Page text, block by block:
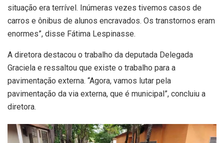
situação era terrível. Inúmeras vezes tivemos casos de
carros e ônibus de alunos encravados. Os transtornos eram
enormes”, disse Fátima Lespinasse.
A diretora destacou o trabalho da deputada Delegada
Graciela e ressaltou que existe o trabalho para a
pavimentação externa. “Agora, vamos lutar pela
pavimentação da via externa, que é municipal”, concluiu a
diretora.